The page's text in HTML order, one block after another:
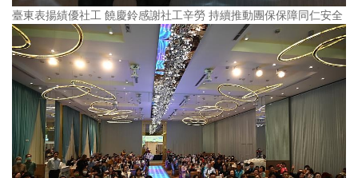
臺東表揚績優社工 饒慶鈴感謝社工辛勞 持續推動團保保障同仁安全